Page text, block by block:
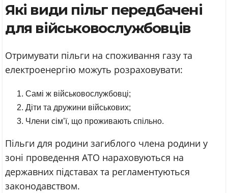
Які види пільг передбачені
для військовослужбовців
Отримувати пільги на споживання газу та
електроенергію можуть розраховувати:
Самі ж військовослужбовці;
Діти та дружини військових;
Члени сім’ї, що проживають спільно.
Пільги для родини загиблого члена родини у
зоні проведення АТО нараховуються на
державних підставах та регламентуються
законодавством.